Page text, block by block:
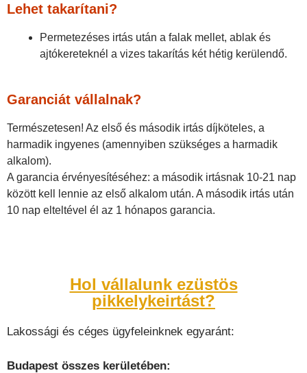
Lehet takarítani?
Permetezéses irtás után a falak mellet, ablak és
ajtókereteknél a vizes takarítás két hétig kerülendő.
Garanciát vállalnak?
Természetesen! Az első és második irtás díjköteles, a
harmadik ingyenes (amennyiben szükséges a harmadik
alkalom).
A garancia érvényesítéséhez: a második irtásnak 10-21 nap
között kell lennie az első alkalom után. A második irtás után
10 nap elteltével él az 1 hónapos garancia.
Hol vállalunk ezüstös
pikkelykeirtást?
Lakossági és céges ügyfeleinknek egyaránt:
Budapest összes kerületében: